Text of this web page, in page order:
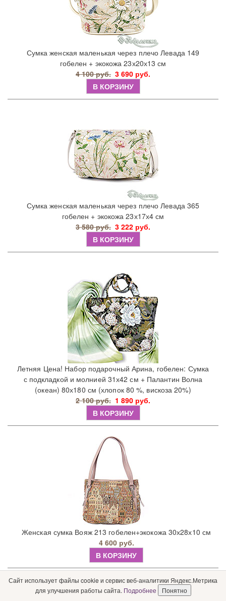
Сумка женская маленькая через плечо Левада 149
гобелен + экокожа 23х20х13 см
4 100 руб. 3 690 руб.
В КОРЗИНУ
Сумка женская маленькая через плечо Левада 365
гобелен + экокожа 23х17х4 см
3 580 руб. 3 222 руб.
В КОРЗИНУ
Летняя Цена! Набор подарочный Арина, гобелен: Сумка
с подкладкой и молнией 31х42 см + Палантин Волна
(океан) 80х180 см (хлопок 80 %, вискоза 20%)
2 100 руб. 1 890 руб.
В КОРЗИНУ
Женская сумка Вояж 213 гобелен+экокожа 30х28х10 см
4 600 руб.
В КОРЗИНУ
Сайт использует файлы cookie и сервис веб-аналитики Яндекс.Метрика
для улучшения работы сайта. Подробнее Понятно